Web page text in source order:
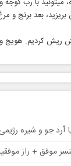
میتونید با رب
بعد برنج و
ریش کردیم. هویج
آرد جو و شیره رژیمی
موفق + راز